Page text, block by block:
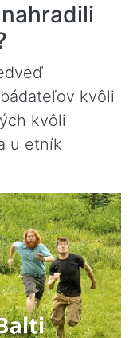
kvôli
kvôli
u etník